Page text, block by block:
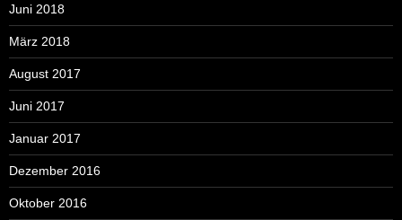
Juni 2018
März 2018
August 2017
Juni 2017
Januar 2017
Dezember 2016
Oktober 2016